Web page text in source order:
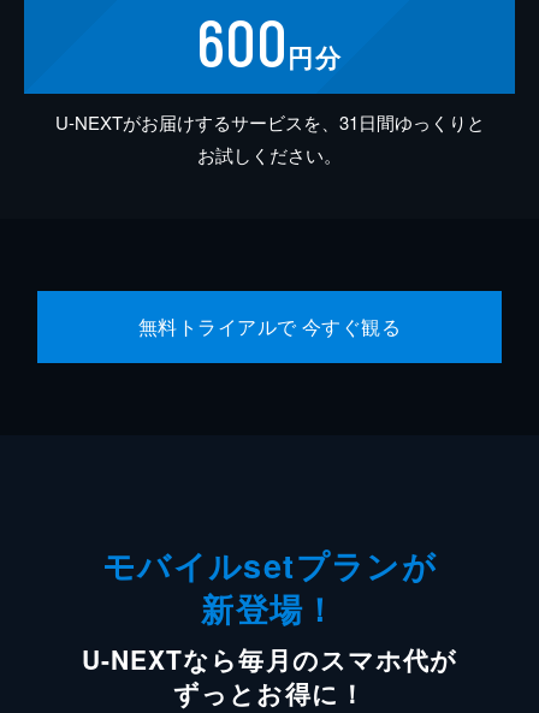
600円分
U-NEXTがお届けするサービスを、31日間ゆっくりと
お試しください。
無料トライアルで 今すぐ観る
モバイルsetプランが
新登場！
U-NEXTなら毎月のスマホ代が
ずっとお得に！